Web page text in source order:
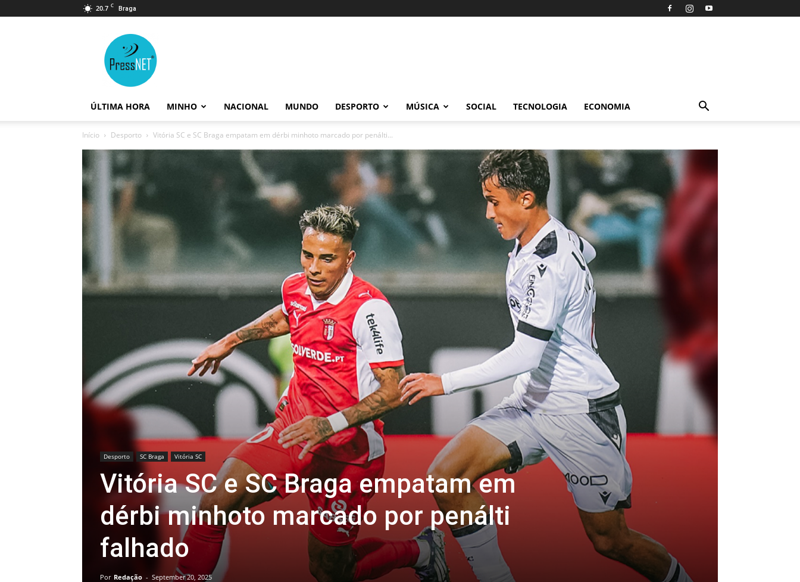
20.7 C Braga
ÚLTIMA HORA MINHO NACIONAL MUNDO DESPORTO MÚSICA SOCIAL TECNOLOGIA ECONOMIA
Início Desporto Vitória SC e SC Braga empatam em dérbi minhoto marcado por penálti...
Desporto SC Braga Vitória SC
Vitória SC e SC Braga empatam em
dérbi minhoto marcado por penálti
falhado
Por Redação - September 20, 2025